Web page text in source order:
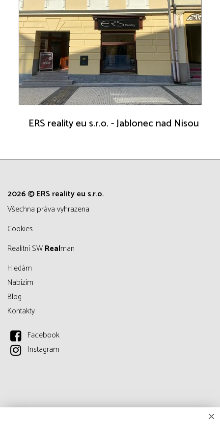
ERS reality eu s.r.o. - Jablonec nad Nisou
2026 © ERS reality eu s.r.o.
všechna práva vyhrazena
Cookies
Realitní SWRealman
Hledám
Nabízím
Blog
Kontakty
Facebook
Instagram
×